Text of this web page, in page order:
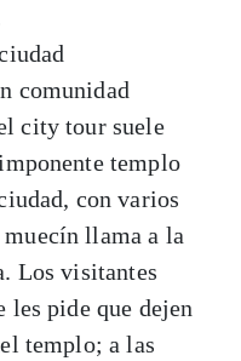
comunidad
city tour suele
templo
con varios
muecín llama a la
Los visitantes
les pide que dejen
templo; a las